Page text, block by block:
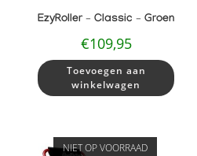
EzyRoller – Classic – Groen
€109,95
Toevoegen aan
winkelwagen
NIET OP VOORRAAD